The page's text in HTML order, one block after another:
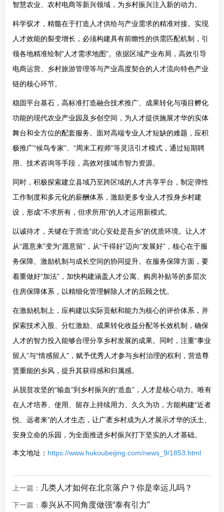
智慧农业、农村电商等新兴领域，为乡村振兴注入新的动力。
科学驭才，精髓在于打造人才供给与产业需求的精准对接。实现
人才效能的裂变增长，必须构建具有前瞻性的供需匹配机制，引
领各地精准绘制“人才需求地图”。依据区域产业布局，高效引导
电商运营、乡村旅游管理等与产业高度契合的人才流向特色产业
链的核心环节。
稳固平台基石，高标准打造融合技术推广、成果转化与项目孵化
功能的现代农业产业园及乡创空间，为人才提供施展才华的实体
舞台和全方位的配套服务。面对高端专业人才短缺的难题，应积
极推广“候鸟专家”、“周末工程师”等灵活引才模式，通过短期聘
用、技术咨询等手段，高效对接城市智力资源。
同时，积极探索建立县域乃至跨区域的人才共享平台，制定弹性
工作制度和多元化的薪酬体系，激励更多专业人才投身乡村建
设，形成“不求所有，但求所用”的人才运用新模式。
以诚待才，关键在于营造“此心安处是吾乡”的优质环境。让人才
从“愿意来”变为“愿意留”，从“干得好”迈向“发展好”，核心在于服
务保障、激励机制与成长空间的协同提升。在服务保障方面，要
着重做好“加法”，加快构建涵盖人才公寓、购房补贴等的多层次
住房保障体系，以精细化管理解除人才的后顾之忧。
在激励机制上，应构建以实际贡献和能力为核心的评价体系，并
探索技术入股、分红激励、成果转化收益分配等长效机制，确保
人才的智力投入能够合理分享乡村发展的成果。同时，注重“事业
留人”与“情感留人”，赋予优秀人才参与乡村治理的权利，营造尊
贤重能的乡风，提升其获得感和归属感。
从脱贫攻坚的“输血”到乡村振兴的“造血”，人才是核心动力。唯有
在人才培养、使用、留存上持续用力、久久为功，方能构建“近者
悦、远者来”的人才生态，让广袤乡村成为人才展示才华的沃土、
安身立命的乐园，为全面推进乡村振兴打下坚实的人才基础。
本文地址： https://www.hukoubeijing.com/news_9/1853.html
上一篇： 几类人才如何在北京落户？你是幸运儿吗？
下一篇： 泰兴从不同角度做强“泰有引力”